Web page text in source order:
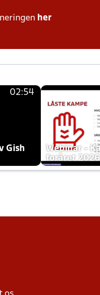
her
02:54
Gish
Webinar -
foråret 2026